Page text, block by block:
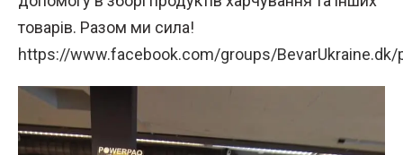
товарів. Разом ми сила!
https://www.facebook.com/groups/